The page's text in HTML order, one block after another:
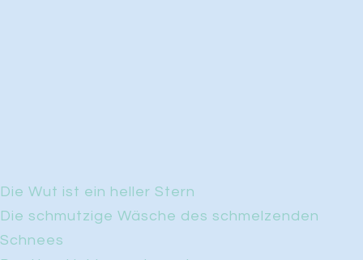
Die Wut ist ein heller Stern
Die schmutzige Wäsche des schmelzenden
Schnees